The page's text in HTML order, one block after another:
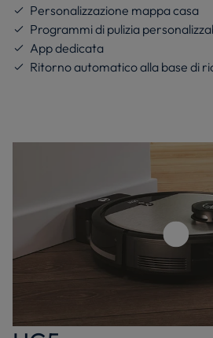
Personalizzazione mappa casa
Programmi di pulizia
App dedicata
Ritorno automatico alla base di